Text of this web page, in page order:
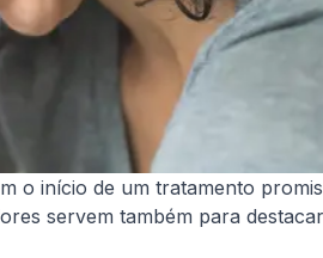
o início de um tratamento
servem também para